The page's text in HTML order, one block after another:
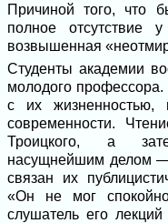
Причиной того, что
полное отсутствие
возвышенная
Студенты академии
молодого
с их жизненностью,
современности.
Троицкого, а
насущнейшим делом
связан их
«Он не мог
слушатель его